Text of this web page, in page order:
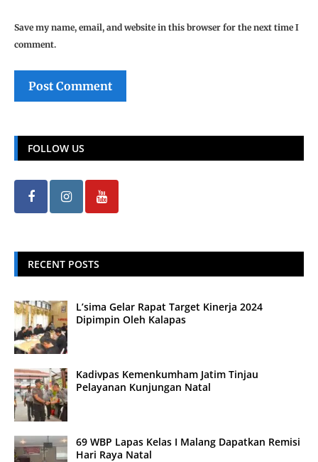
Save my name, email, and website in this browser for the next time I
comment.
FOLLOW US
RECENT POSTS
L’sima Gelar Rapat Target Kinerja 2024
Dipimpin Oleh Kalapas
Kadivpas Kemenkumham Jatim Tinjau
Pelayanan Kunjungan Natal
69 WBP Lapas Kelas I Malang Dapatkan Remisi
Hari Raya Natal